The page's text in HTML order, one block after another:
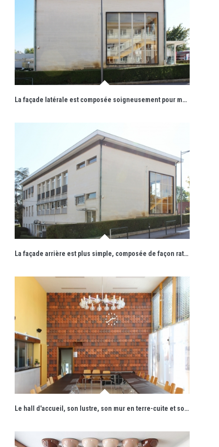
La façade latérale est composée soigneusement pour mettre en scène l'escalier intérieur.
La façade arrière est plus simple, composée de façon rationnelle.
Le hall d'accueil, son lustre, son mur en terre-cuite et son horloge d'origine ont été préservés.